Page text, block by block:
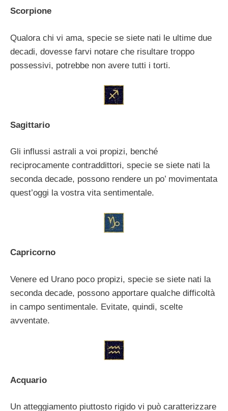
Scorpione
Qualora chi vi ama, specie se siete nati le ultime due
decadi, dovesse farvi notare che risultare troppo
possessivi, potrebbe non avere tutti i torti.
Sagittario
Gli influssi astrali a voi propizi, benché
reciprocamente contraddittori, specie se siete nati la
seconda decade, possono rendere un po’ movimentata
quest’oggi la vostra vita sentimentale.
Capricorno
Venere ed Urano poco propizi, specie se siete nati la
seconda decade, possono apportare qualche difficoltà
in campo sentimentale. Evitate, quindi, scelte
avventate.
Acquario
Un atteggiamento piuttosto rigido vi può caratterizzare